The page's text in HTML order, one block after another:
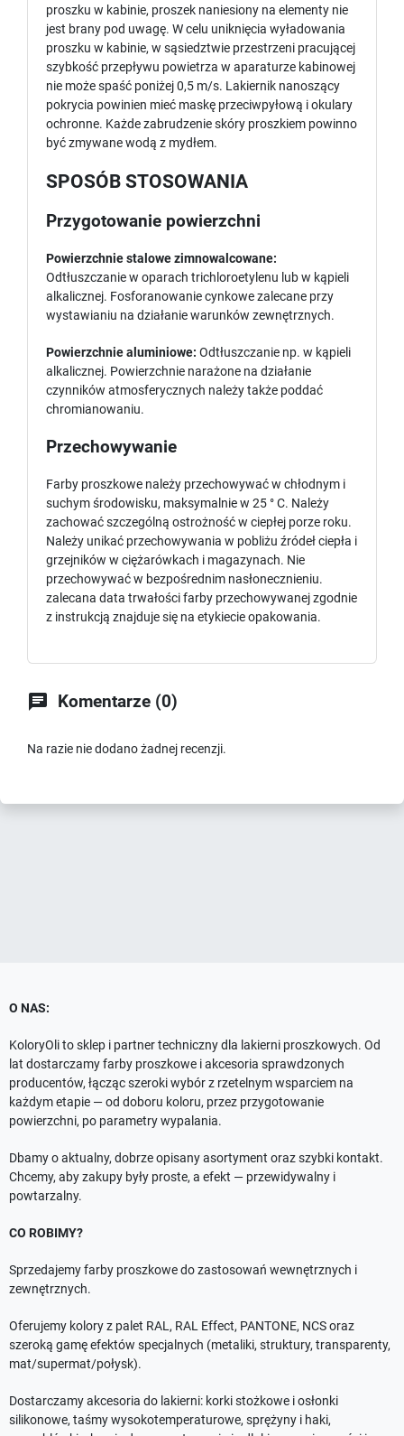
proszku w kabinie, proszek naniesiony na elementy nie
jest brany pod uwagę. W celu uniknięcia wyładowania
proszku w kabinie, w sąsiedztwie przestrzeni pracującej
szybkość przepływu powietrza w aparaturze kabinowej
nie może spaść poniżej 0,5 m/s. Lakiernik nanoszący
pokrycia powinien mieć maskę przeciwpyłową i okulary
ochronne. Każde zabrudzenie skóry proszkiem powinno
być zmywane wodą z mydłem.
SPOSÓB STOSOWANIA
Przygotowanie powierzchni
Powierzchnie stalowe zimnowalcowane:
Odtłuszczanie w oparach trichloroetylenu lub w kąpieli
alkalicznej. Fosforanowanie cynkowe zalecane przy
wystawianiu na działanie warunków zewnętrznych.
Powierzchnie aluminiowe: Odtłuszczanie np. w kąpieli
alkalicznej. Powierzchnie narażone na działanie
czynników atmosferycznych należy także poddać
chromianowaniu.
Przechowywanie
Farby proszkowe należy przechowywać w chłodnym i
suchym środowisku, maksymalnie w 25 ° C. Należy
zachować szczególną ostrożność w ciepłej porze roku.
Należy unikać przechowywania w pobliżu źródeł ciepła i
grzejników w ciężarówkach i magazynach. Nie
przechowywać w bezpośrednim nasłonecznieniu.
zalecana data trwałości farby przechowywanej zgodnie
z instrukcją znajduje się na etykiecie opakowania.
 Komentarze (0)
Na razie nie dodano żadnej recenzji.
O NAS:
KoloryOli to sklep i partner techniczny dla lakierni proszkowych. Od
lat dostarczamy farby proszkowe i akcesoria sprawdzonych
producentów, łącząc szeroki wybór z rzetelnym wsparciem na
każdym etapie — od doboru koloru, przez przygotowanie
powierzchni, po parametry wypalania.
Dbamy o aktualny, dobrze opisany asortyment oraz szybki kontakt.
Chcemy, aby zakupy były proste, a efekt — przewidywalny i
powtarzalny.
CO ROBIMY?
Sprzedajemy farby proszkowe do zastosowań wewnętrznych i
zewnętrznych.
Oferujemy kolory z palet RAL, RAL Effect, PANTONE, NCS oraz
szeroką gamę efektów specjalnych (metaliki, struktury, transparenty,
mat/supermat/połysk).
Dostarczamy akcesoria do lakierni: korki stożkowe i osłonki
silikonowe, taśmy wysokotemperaturowe, sprężyny i haki,